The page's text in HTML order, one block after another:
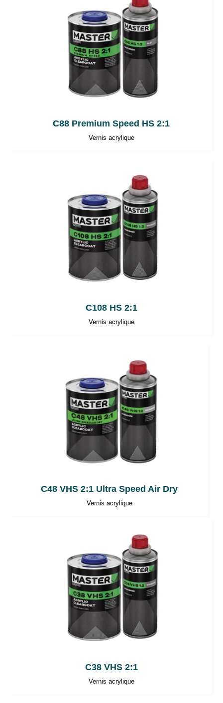
produit.
C88 Premium Speed HS 2:1
Vernis acrylique
C108 HS 2:1
Vernis acrylique
C48 VHS 2:1 Ultra Speed Air Dry
Vernis acrylique
C38 VHS 2:1
Vernis acrylique